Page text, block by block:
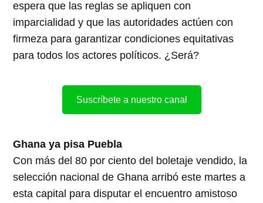
espera que las reglas se apliquen con
imparcialidad y que las autoridades actúen con
firmeza para garantizar condiciones equitativas
para todos los actores políticos. ¿Será?
Suscríbete a nuestro canal
Ghana ya pisa Puebla
Con más del 80 por ciento del boletaje vendido, la
selección nacional de Ghana arribó este martes a
esta capital para disputar el encuentro amistoso